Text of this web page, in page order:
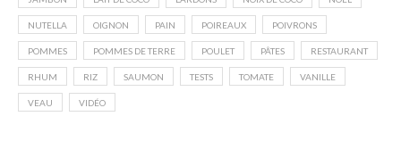
NUTELLA OIGNON PAIN POIREAUX POIVRONS
POMMES POMMES DE TERRE POULET PÂTES RESTAURANT
RHUM RIZ SAUMON TESTS TOMATE VANILLE
VEAU VIDÉO